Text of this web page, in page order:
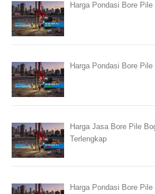
Harga Pondasi Bore
Harga Pondasi Bore
Harga Jasa Bore Pile
Terlengkap
Harga Pondasi Bore